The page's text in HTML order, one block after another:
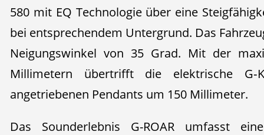
580 mit EQ Technologie über eine
bei entsprechendem Untergrund. Das
Neigungswinkel von 35 Grad. Mit der
Millimetern übertrifft die elektrische
angetriebenen Pendants um 150 Millimeter.
Das Sounderlebnis G-ROAR umfasst